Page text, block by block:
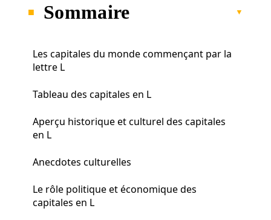
Sommaire
Les capitales du monde commençant par la
lettre L
Tableau des capitales en L
Aperçu historique et culturel des capitales
en L
Anecdotes culturelles
Le rôle politique et économique des
capitales en L